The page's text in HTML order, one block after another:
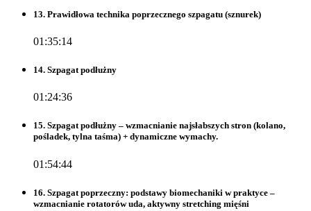
13. Prawidłowa technika poprzecznego szpagatu (sznurek)
01:35:14
14. Szpagat podłużny
01:24:36
15. Szpagat podłużny – wzmacnianie najsłabszych stron (kolano,
pośladek, tylna taśma) + dynamiczne wymachy.
01:54:44
16. Szpagat poprzeczny: podstawy biomechaniki w praktyce –
wzmacnianie rotatorów uda, aktywny stretching mięśni